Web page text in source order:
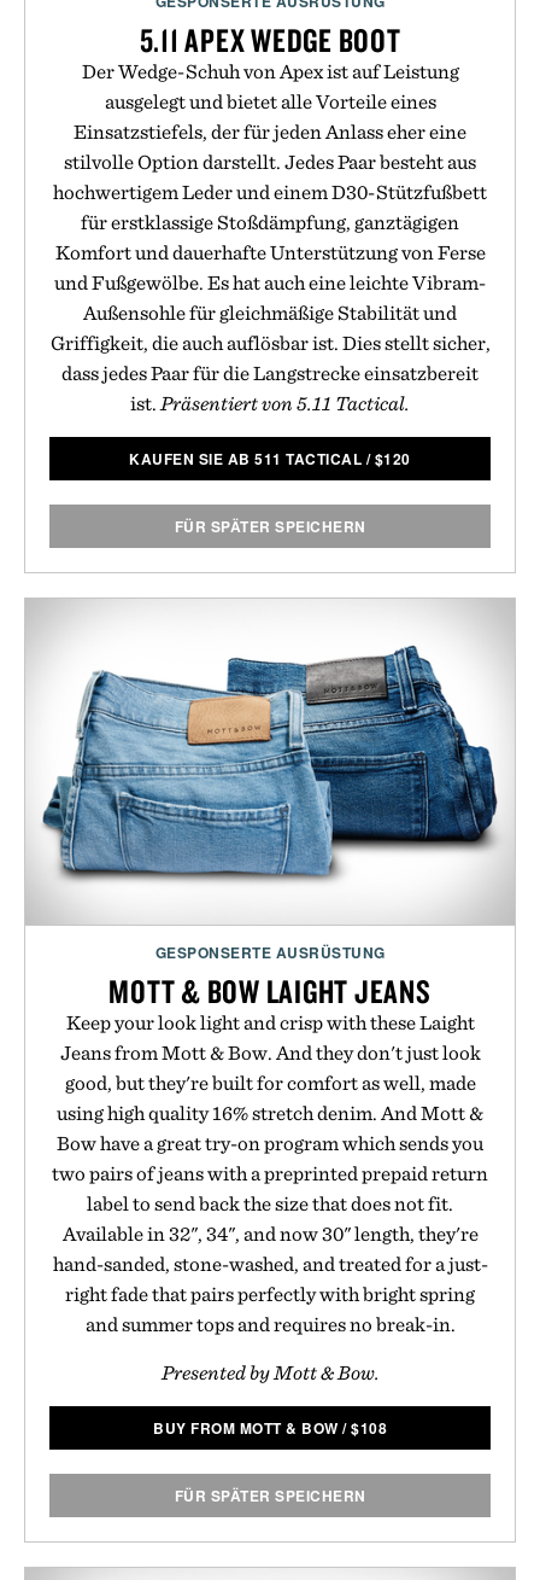
5.11 APEX WEDGE BOOT
Der Wedge-Schuh von Apex ist auf Leistung
ausgelegt und bietet alle Vorteile eines
Einsatzstiefels, der für jeden Anlass eher eine
stilvolle Option darstellt. Jedes Paar besteht aus
hochwertigem Leder und einem D30-Stützfußbett
für erstklassige Stoßdämpfung, ganztägigen
Komfort und dauerhafte Unterstützung von Ferse
und Fußgewölbe. Es hat auch eine leichte Vibram-
Außensohle für gleichmäßige Stabilität und
Griffigkeit, die auch auflösbar ist. Dies stellt sicher,
dass jedes Paar für die Langstrecke einsatzbereit
ist. Präsentiert von 5.11 Tactical.
KAUFEN SIE AB 511 TACTICAL /$120
FÜR SPÄTER SPEICHERN
GESPONSERTE AUSRÜSTUNG
MOTT & BOW LAIGHT JEANS
Keep your look light and crisp with these Laight
Jeans from Mott & Bow. And they don't just look
good, but they're built for comfort as well, made
using high quality 16% stretch denim. And Mott &
Bow have a great try-on program which sends you
two pairs of jeans with a preprinted prepaid return
label to send back the size that does not fit.
Available in 32", 34", and now 30" length, they're
hand-sanded, stone-washed, and treated for a just-
right fade that pairs perfectly with bright spring
and summer tops and requires no break-in.
Presented by Mott & Bow.
BUY FROM MOTT & BOW /$108
FÜR SPÄTER SPEICHERN